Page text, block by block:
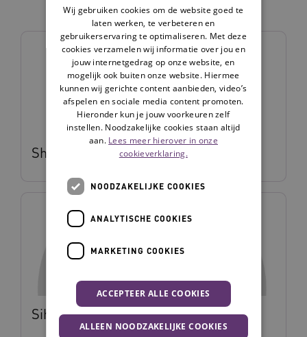
vakgroep
Sharon Toonen
Siham Fareh
Wij gebruiken cookies om de website goed te
laten werken, te verbeteren en
gebruikerservaring te optimaliseren. Met deze
cookies verzamelen wij informatie over jou en
jouw internetgedrag op onze website, en
mogelijk ook buiten onze website. Hiermee
kunnen wij gerichte content aanbieden, video’s
afspelen en sociale media content promoten.
Hieronder kun je jouw voorkeuren zelf
instellen. Noodzakelijke cookies staan altijd
aan. Lees meer hierover in onze
cookieverklaring.
NOODZAKELIJKE COOKIES
ANALYTISCHE COOKIES
MARKETING COOKIES
ACCEPTEER ALLE COOKIES
ALLEEN NOODZAKELIJKE COOKIES